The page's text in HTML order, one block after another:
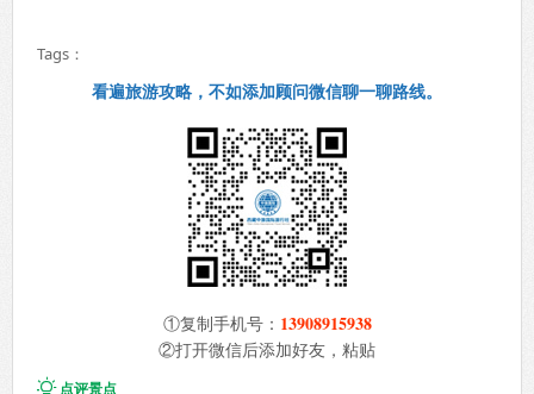
Tags：
看遍旅游攻略，不如添加顾问微信聊一聊路线。
①复制手机号： 13908915938
②打开微信后添加好友，粘贴
点评景点